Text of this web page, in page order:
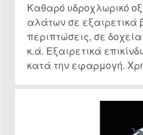
Καθαρό υδροχλωρικό
αλάτων σε εξαιρετικά
περιπτώσεις, σε
κ.ά. Εξαιρετικά
κατά την εφαρμογή.